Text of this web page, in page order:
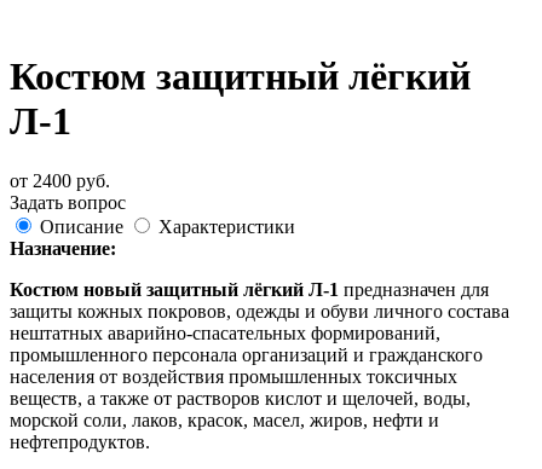
Костюм защитный лёгкий
Л-1
от 2400 руб.
Задать вопрос
Описание
Характеристики
Назначение:
Костюм новый защитный лёгкий Л-1 предназначен для
защиты кожных покровов, одежды и обуви личного состава
нештатных аварийно-спасательных формирований,
промышленного персонала организаций и гражданского
населения от воздействия промышленных токсичных
веществ, а также от растворов кислот и щелочей, воды,
морской соли, лаков, красок, масел, жиров, нефти и
нефтепродуктов.